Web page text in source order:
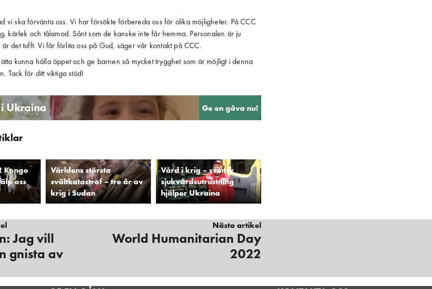
vi ska förvänta oss. Vi har försökte förbereda oss för olika möjligheter. På CCC
kärlek och tålamod. Sånt som de kanske inte får hemma. Personalen är ju
det tufft. Vi får förlita oss på Gud, säger vår kontakt på CCC.
kunna hålla öppet och ge barnen så mycket trygghet som är möjligt i denna
Tack för ditt viktiga stöd!
Ukraina Ge en gåva nu!
Kongo
oss
Världens största
svältkatastrof – tre år av
krig i Sudan
Vård i krig – svensk
sjukvårdsutrustning
hjälper Ukraina
Jag vill
gnista av
Nästa artikel
World Humanitarian Day
2022